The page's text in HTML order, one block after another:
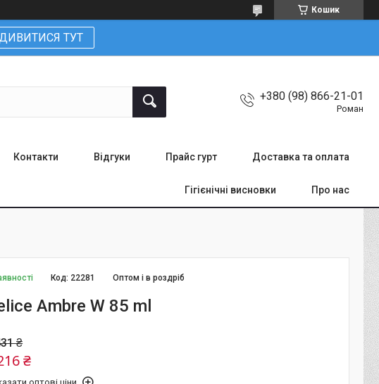
Кошик
ТУТ
+380 (98) 866-21-01
Роман
Контакти Відгуки Прайс гурт Доставка та оплата
Гігієнічні висновки Про нас
Оптом і в роздріб
Код: 22281
Ambre W 85 ml
₴
₴